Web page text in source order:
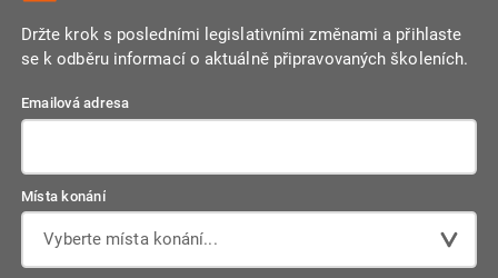
Držte krok s posledními legislativními změnami a přihlaste
se k odběru informací o aktuálně připravovaných školeních.
Emailová adresa
Místa konání
Vyberte místa konání...